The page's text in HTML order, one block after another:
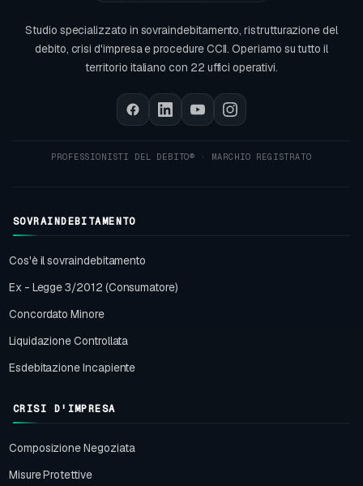
Studio specializzato in sovraindebitamento, ristrutturazione del
debito, crisi d'impresa e procedure CCII. Operiamo su tutto il
territorio italiano con 22 uffici operativi.
SOVRAINDEBITAMENTO
Cos'è il sovraindebitamento
Ex - Legge 3/2012 (Consumatore)
Concordato Minore
Liquidazione Controllata
Esdebitazione Incapiente
CRISI D'IMPRESA
Composizione Negoziata
Misure Protettive